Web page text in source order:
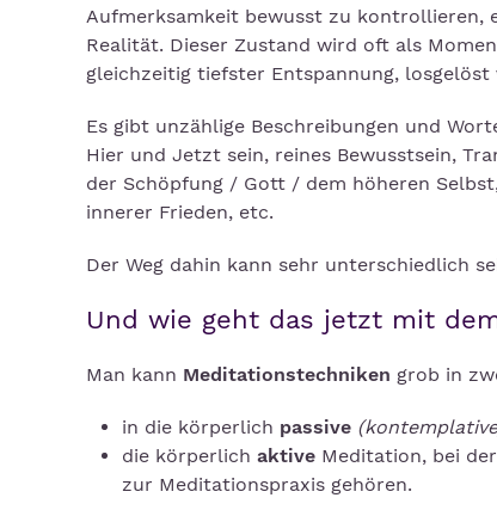
Aufmerksamkeit bewusst zu kontrollieren,
Realität. Dieser Zustand wird oft als
gleichzeitig tiefster Entspannung,
Es gibt unzählige Beschreibungen und
Hier und Jetzt sein, reines Bewusstsein,
der Schöpfung / Gott / dem höheren
innerer Frieden, etc.
Der Weg dahin kann sehr unterschiedlich
Und wie geht das jetzt mit
Man kann Meditationstechniken grob in
in die körperlich passive
die körperlich aktive Meditation, bei
zur Meditationspraxis gehören.